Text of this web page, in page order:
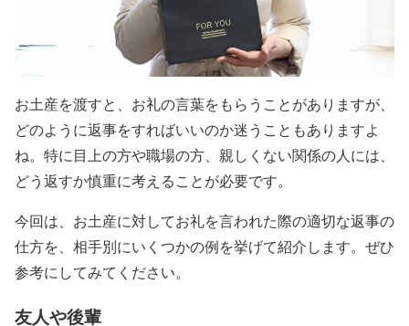
お土産を渡すと、お礼の言葉をもらうことがありますが、
どのように返事をすればいいのか迷うこともありますよ
ね。特に目上の方や職場の方、親しくない関係の人には、
どう返すか慎重に考えることが必要です。
今回は、お土産に対してお礼を言われた際の適切な返事の
仕方を、相手別にいくつかの例を挙げて紹介します。ぜひ
参考にしてみてください。
友人や後輩